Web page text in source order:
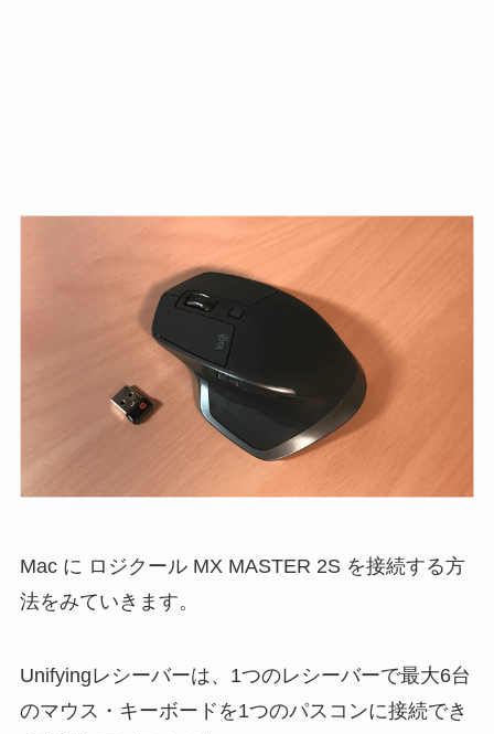
Mac に ロジクール MX MASTER 2S を接続する方
法をみていきます。
Unifyingレシーバーは、1つのレシーバーで最大6台
のマウス・キーボードを1つのパスコンに接続でき